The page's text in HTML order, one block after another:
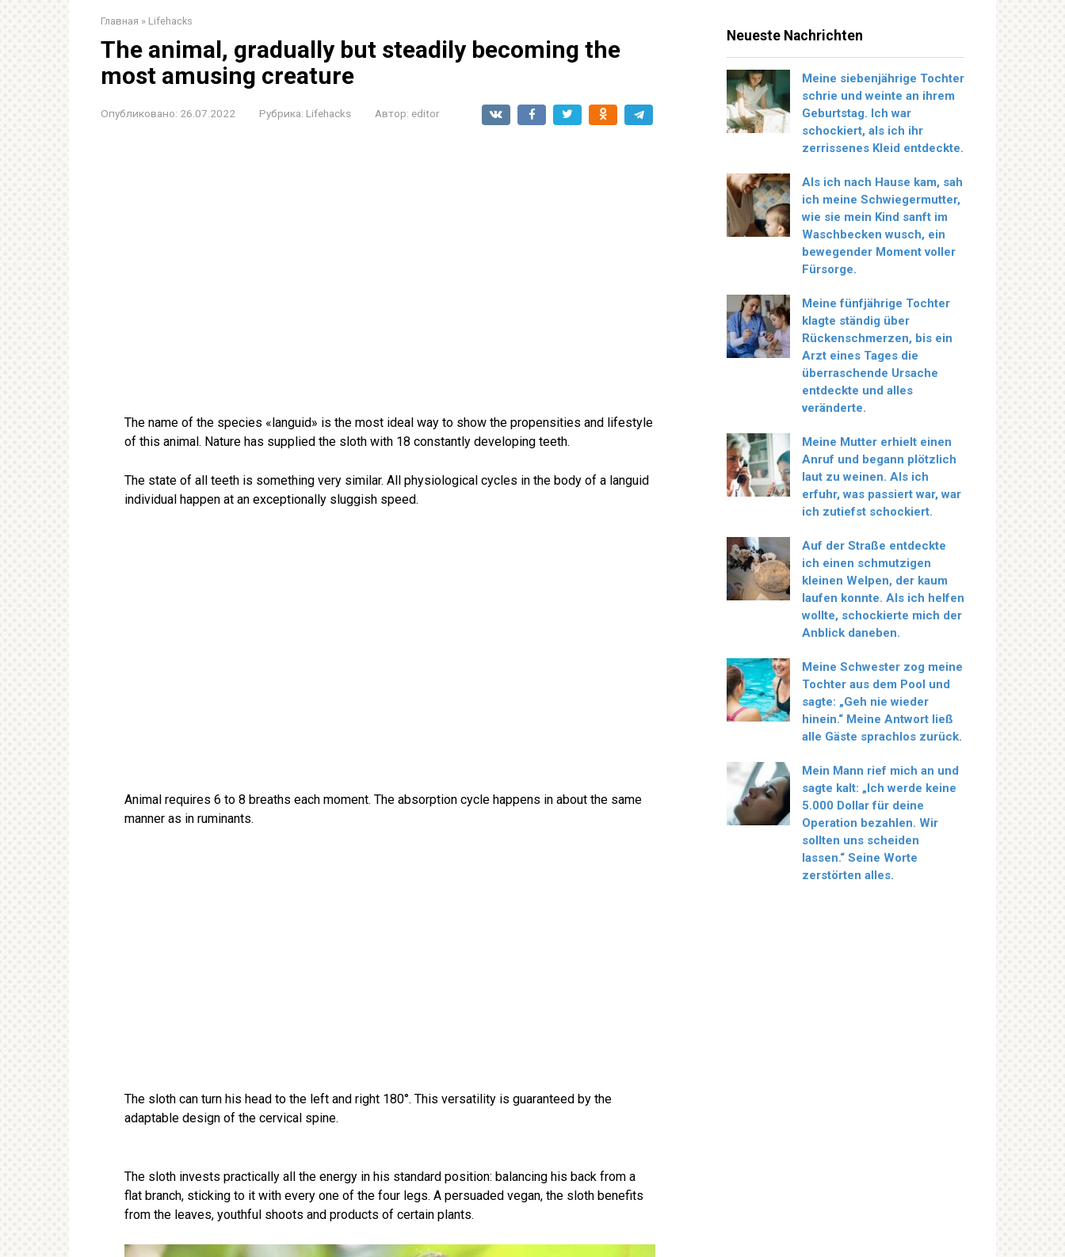
Главная » Lifehacks
The animal, gradually but steadily becoming the
most amusing creature
Опубликовано: 26.07.2022 Рубрика: Lifehacks Автор: editor
The name of the species «languid» is the most ideal way to show the propensities and lifestyle
of this animal. Nature has supplied the sloth with 18 constantly developing teeth.
The state of all teeth is something very similar. All physiological cycles in the body of a languid
individual happen at an exceptionally sluggish speed.
Animal requires 6 to 8 breaths each moment. The absorption cycle happens in about the same
manner as in ruminants.
The sloth can turn his head to the left and right 180°. This versatility is guaranteed by the
adaptable design of the cervical spine.
The sloth invests practically all the energy in his standard position: balancing his back from a
flat branch, sticking to it with every one of the four legs. A persuaded vegan, the sloth benefits
from the leaves, youthful shoots and products of certain plants.
Neueste Nachrichten
Meine siebenjährige Tochter
schrie und weinte an ihrem
Geburtstag. Ich war
schockiert, als ich ihr
zerrissenes Kleid entdeckte.
Als ich nach Hause kam, sah
ich meine Schwiegermutter,
wie sie mein Kind sanft im
Waschbecken wusch, ein
bewegender Moment voller
Fürsorge.
Meine fünfjährige Tochter
klagte ständig über
Rückenschmerzen, bis ein
Arzt eines Tages die
überraschende Ursache
entdeckte und alles
veränderte.
Meine Mutter erhielt einen
Anruf und begann plötzlich
laut zu weinen. Als ich
erfuhr, was passiert war, war
ich zutiefst schockiert.
Auf der Straße entdeckte
ich einen schmutzigen
kleinen Welpen, der kaum
laufen konnte. Als ich helfen
wollte, schockierte mich der
Anblick daneben.
Meine Schwester zog meine
Tochter aus dem Pool und
sagte: „Geh nie wieder
hinein.“ Meine Antwort ließ
alle Gäste sprachlos zurück.
Mein Mann rief mich an und
sagte kalt: „Ich werde keine
5.000 Dollar für deine
Operation bezahlen. Wir
sollten uns scheiden
lassen.“ Seine Worte
zerstörten alles.